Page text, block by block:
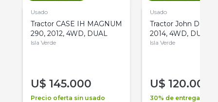
Usado
Tractor CASE IH MAGNUM
290, 2012, 4WD, DUAL
Isla Verde
U$ 145.000
Precio oferta sin usado
Usado
Tractor John Deere
2014, 4WD, DUAL
Isla Verde
U$ 120.000
30% de entrega +